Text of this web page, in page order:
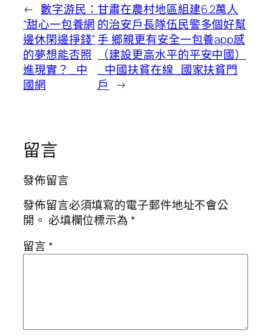
← 數字游民：
“甜心一包養網
邊休閑邊掙錢”
的夢想能否照
進現實？_中
國網
甘肅在農村地區組建6.2萬人
的治安戶長隊伍民警多個好幫
手 鄉親更有安全一包養app感
（建設更高水平的平安中國）
_中國扶貧在線_國家扶貧門
戶
→
留言
發佈留言
發佈留言必須填寫的電子郵件地址不會公
開。 必填欄位標示為*
留言*